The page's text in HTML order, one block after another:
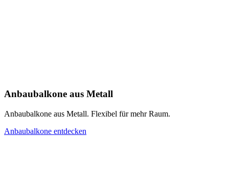
Anbaubalkone aus Metall
Anbaubalkone aus Metall. Flexibel für mehr Raum.
Anbaubalkone entdecken